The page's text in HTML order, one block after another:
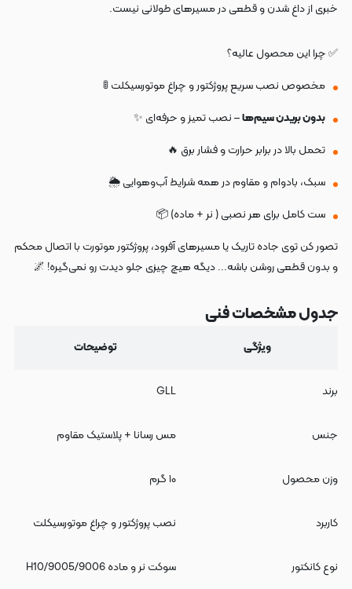
خبری از داغ شدن و قطعی در مسیرهای طولانی نیست.
✅ چرا این محصول عالیه؟
مخصوص نصب سریع پروژکتور و چراغ موتورسیکلت 🚦
بدون بریدن سیم‌ها– نصب تمیز و حرفه‌ای ✨
تحمل بالا در برابر حرارت و فشار برق 🔥
سبک، بادوام و مقاوم در همه شرایط آب‌وهوایی 🌦️
ست کامل برای هر نصبی ( نر + ماده) 📦
تصور کن توی جاده تاریک یا مسیرهای آفرود، پروژکتور موتورت با اتصال محکم
و بدون قطعی روشن باشه... دیگه هیچ چیزی جلو دیدت رو نمی‌گیره! 🌌
جدول مشخصات فنی
ویژگی توضیحات
برند GLL
جنس مس رسانا + پلاستیک مقاوم
وزن محصول ۱۰ گرم
کاربرد نصب پروژکتور و چراغ موتورسیکلت
نوع کانکتور سوکت نر و ماده 9005/9006/H10